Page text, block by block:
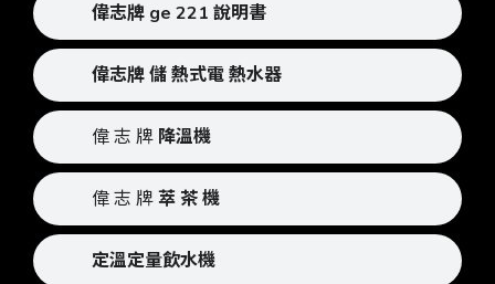
偉志牌 ge 221 說明書
偉志牌 儲 熱式電 熱水器
偉 志 牌 降溫機
偉 志 牌萃 茶 機
定溫定量飲水機